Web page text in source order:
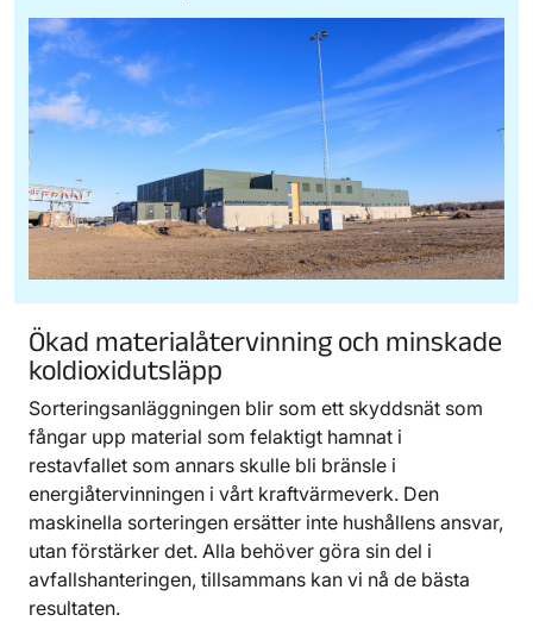
Ökad materialåtervinning och minskade
koldioxidutsläpp
Sorteringsanläggningen blir som ett skyddsnät som
fångar upp material som felaktigt hamnat i
restavfallet som annars skulle bli bränsle i
energiåtervinningen i vårt kraftvärmeverk. Den
maskinella sorteringen ersätter inte hushållens ansvar,
utan förstärker det. Alla behöver göra sin del i
avfallshanteringen, tillsammans kan vi nå de bästa
resultaten.